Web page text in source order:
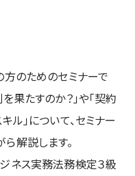
方のためのセミナーで
果たすのか？」や「契約
ル」について、セミナー
解説します。
ネス実務法務検定３級